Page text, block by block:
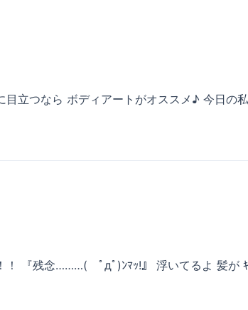
つなら ボディアートがオススメ♪ 今日の
『残念………( ﾟдﾟ)ﾝﾏｯ!』 浮いてるよ 髪が ｷ